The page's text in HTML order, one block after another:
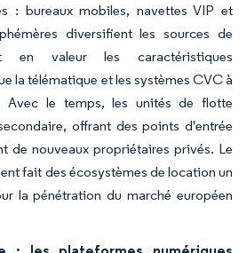
: bureaux mobiles, navettes VIP et
diversifient les sources de
en valeur les caractéristiques
la télématique et les systèmes CVC à
Avec le temps, les unités de flotte
offrant des points d'entrée
de nouveaux propriétaires privés. Le
fait des écosystèmes de location un
la pénétration du marché européen